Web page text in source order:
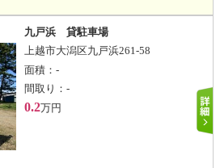
九戸浜 貸駐車場
上越市大潟区九戸浜261-58
面積： -
間取り： -
0.2万円